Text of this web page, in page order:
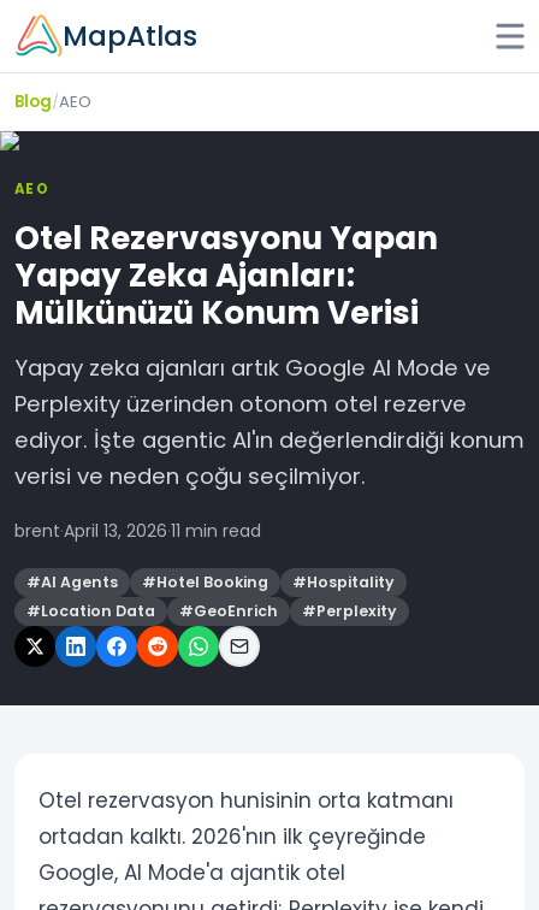
Skip to main content
MapAtlas
Blog/AEO
AEO
Otel Rezervasyonu Yapan
Yapay Zeka Ajanları:
Mülkünüzü Konum Verisi
Yapay zeka ajanları artık Google AI Mode ve
Perplexity üzerinden otonom otel rezerve
ediyor. İşte agentic AI'ın değerlendirdiği konum
verisi ve neden çoğu seçilmiyor.
brent·April 13, 2026·11 min read
#AI Agents #Hotel Booking #Hospitality
#Location Data #GeoEnrich #Perplexity
Otel rezervasyon hunisinin orta katmanı
ortadan kalktı. 2026'nın ilk çeyreğinde
Google, AI Mode'a ajantik otel